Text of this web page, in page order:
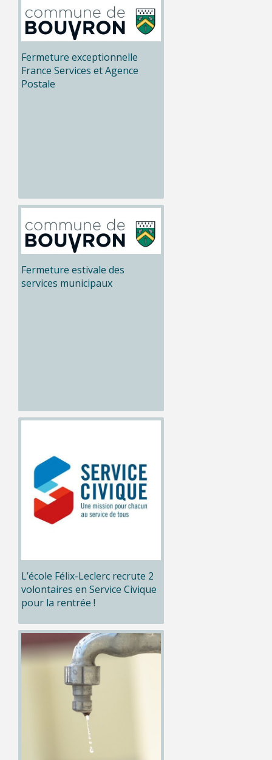
Fermeture exceptionnelle
France Services et Agence
Postale
Fermeture estivale des
services municipaux
L’école Félix-Leclerc recrute 2
volontaires en Service Civique
pour la rentrée !